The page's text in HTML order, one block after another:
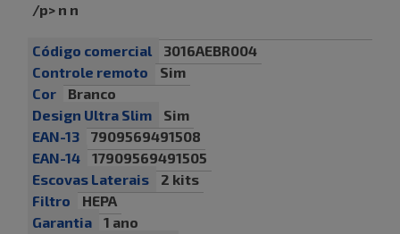
/p> n n
Código comercial
3016AEBR004
Controle remoto
Sim
Cor
Branco
Design Ultra Slim
Sim
EAN-13
7909569491508
EAN-14
17909569491505
Escovas Laterais
2 kits
Filtro
HEPA
Garantia
1 ano